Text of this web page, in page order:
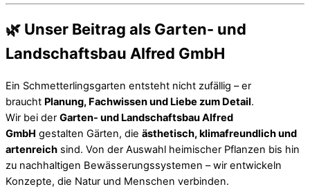
🌿 Unser Beitrag als Garten- und
Landschaftsbau Alfred GmbH
Ein Schmetterlingsgarten entsteht nicht zufällig – er
braucht Planung, Fachwissen und Liebe zum Detail.
Wir bei der Garten- und Landschaftsbau Alfred
GmbH gestalten Gärten, die ästhetisch, klimafreundlich und
artenreich sind. Von der Auswahl heimischer Pflanzen bis hin
zu nachhaltigen Bewässerungssystemen – wir entwickeln
Konzepte, die Natur und Menschen verbinden.